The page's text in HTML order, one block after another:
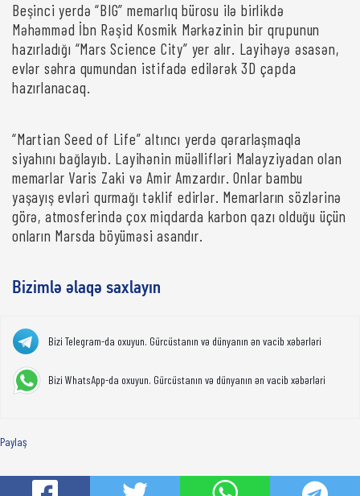
Beşinci yerdə “BIG” memarlıq bürosu ilə birlikdə
Məhəmməd İbn Rəşid Kosmik Mərkəzinin bir qrupunun
hazırladığı “Mars Science City” yer alır. Layihəyə əsasən,
evlər səhra qumundan istifadə edilərək 3D çapda
hazırlanacaq.
“Martian Seed of Life” altıncı yerdə qərarlaşmaqla
siyahını bağlayıb. Layihənin müəllifləri Malayziyadan olan
memarlar Varis Zaki və Amir Amzardır. Onlar bambu
yaşayış evləri qurmağı təklif edirlər. Memarların sözlərinə
görə, atmosferində çox miqdarda karbon qazı olduğu üçün
onların Marsda böyüməsi asandır.
Bizimlə əlaqə saxlayın
Bizi Telegram-da oxuyun. Gürcüstanın və dünyanın ən vacib xəbərləri
Bizi WhatsApp-da oxuyun. Gürcüstanın və dünyanın ən vacib xəbərləri
Paylaş